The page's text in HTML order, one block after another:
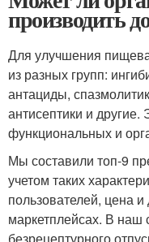
производить
Для улучшения
из разных групп:
антациды,
антисептики и
функциональных и
Мы составили топ-9
учетом таких
пользователей, цена и
маркетплейсах. В наш